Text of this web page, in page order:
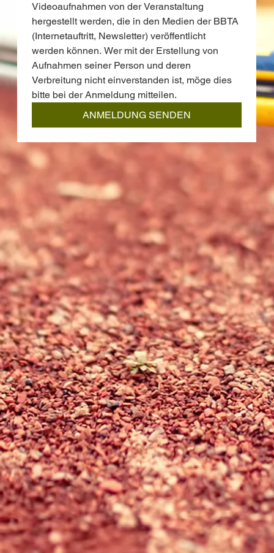
Videoaufnahmen von der Veranstaltung
hergestellt werden, die in den Medien der BBTA
(Internetauftritt, Newsletter) veröffentlicht
werden können. Wer mit der Erstellung von
Aufnahmen seiner Person und deren
Verbreitung nicht einverstanden ist, möge dies
bitte bei der Anmeldung mitteilen.
ANMELDUNG SENDEN